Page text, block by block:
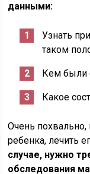
данными:
Узнать
таком
Кем были
Какое
Очень
ребенка, лечить
случае, нужно
обследования